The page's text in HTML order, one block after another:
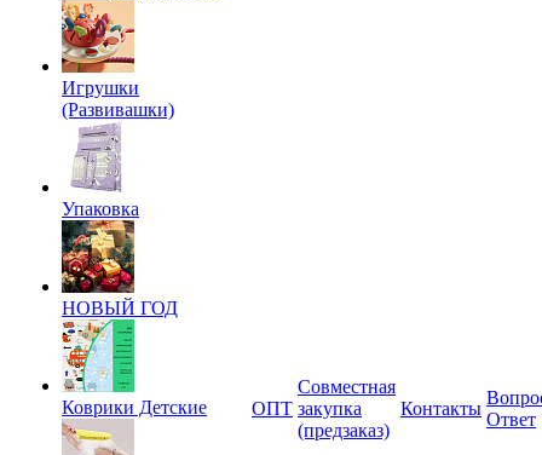
Игрушки
(Развивашки)
Упаковка
НОВЫЙ ГОД
Коврики Детские ОПТ
Совместная
закупка
(предзаказ)
Контакты
Ответ